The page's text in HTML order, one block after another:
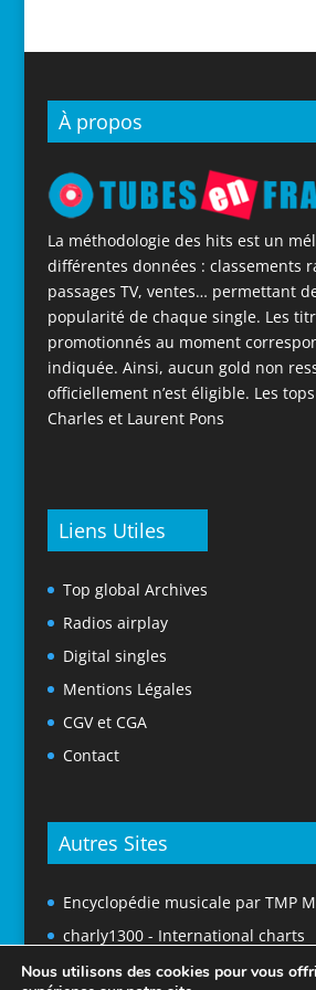
À propos
La méthodologie des hits est un
différentes données : classements
passages TV, ventes… permettant
popularité de chaque single. Les
promotionnés au moment
indiquée. Ainsi, aucun gold non
officiellement n’est éligible. Les
Charles et Laurent Pons
Liens Utiles
Top global Archives
Radios airplay
Digital singles
Mentions Légales
CGV et CGA
Contact
Autres Sites
Encyclopédie musicale par TMP
charly1300 - International charts
Nous utilisons des cookies pour vous